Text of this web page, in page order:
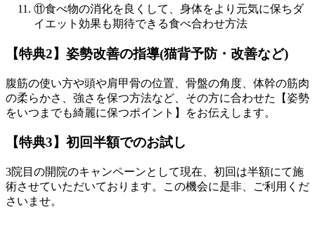
⑪食べ物の消化を良くして、身体をより元気に保ちダ
イエット効果も期待できる食べ合わせ方法
【特典2】姿勢改善の指導(猫背予防・改善など)
腹筋の使い方や頭や肩甲骨の位置、骨盤の角度、体幹の筋肉
の柔らかさ、強さを保つ方法など、その方に合わせた【姿勢
をいつまでも綺麗に保つポイント】をお伝えします。
【特典3】初回半額でのお試し
3院目の開院のキャンペーンとして現在、初回は半額にて施
術させていただいております。この機会に是非、ご利用くだ
さいませ。